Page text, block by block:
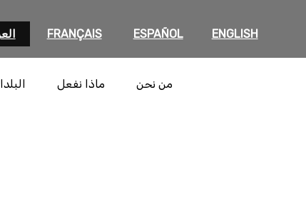
ENGLISH
ESPAÑOL
FRANÇAIS
من نحن ماذا نفعل